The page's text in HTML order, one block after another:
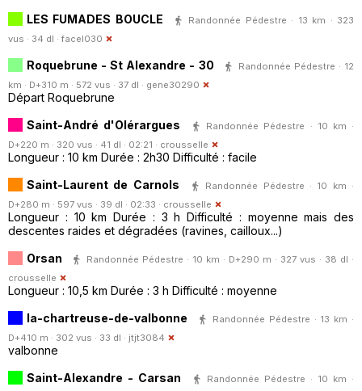
LES FUMADES BOUCLE
Randonnée Pédestre · 13 km · 323
vus · 34 dl · facel030
Roquebrune - St Alexandre - 30
Randonnée Pédestre · 12
km · D+310 m · 572 vus · 37 dl · gene30290
Départ Roquebrune
Saint-André d'Olérargues
Randonnée Pédestre · 10 km ·
D+220 m · 320 vus · 41 dl · 02:21 · crousselle
Longueur : 10 km Durée : 2h30 Difficulté : facile
Saint-Laurent de Carnols
Randonnée Pédestre · 10 km ·
D+280 m · 597 vus · 39 dl · 02:33 · crousselle
Longueur : 10 km Durée : 3 h Difficulté : moyenne mais des
descentes raides et dégradées (ravines, cailloux...)
Orsan
Randonnée Pédestre · 10 km · D+290 m · 327 vus · 38 dl ·
crousselle
Longueur : 10,5 km Durée : 3 h Difficulté : moyenne
la-chartreuse-de-valbonne
Randonnée Pédestre · 13 km ·
D+410 m · 302 vus · 33 dl · jtjt3084
valbonne
Saint-Alexandre - Carsan
Randonnée Pédestre · 10 km ·